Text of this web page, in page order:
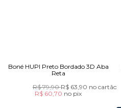
Boné HUPI Preto Bordado 3D Aba
Reta
R$ 79,90R$ 63,90 no cartão
R$ 60,70 no pix